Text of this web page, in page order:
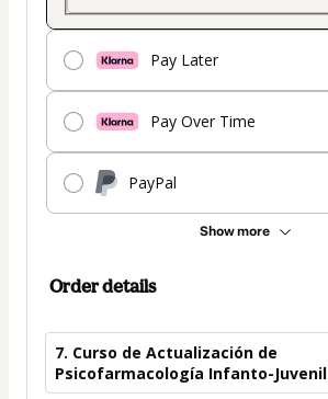
Pay Later
Pay Over Time
PayPal
Show more
Order details
7. Curso de Actualización de
Psicofarmacología Infanto-Juvenil